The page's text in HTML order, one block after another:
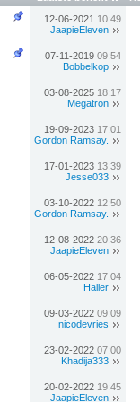
12-06-2021 10:49
JaapieEleven
07-11-2019 09:54
Bobbelkop
03-08-2025 18:17
Megatron
19-09-2023 17:01
Gordon Ramsay.
17-01-2023 13:39
Jesse033
03-10-2022 12:50
Gordon Ramsay.
12-08-2022 20:36
JaapieEleven
06-05-2022 17:04
Haller
09-03-2022 09:09
nicodevries
23-02-2022 07:00
Khadija333
20-02-2022 19:45
JaapieEleven